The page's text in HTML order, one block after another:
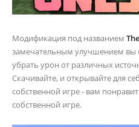
Модификация под названием
замечательным улучшением вы
убрать урон от различных
Скачивайте, и открывайте для
собственной игре - вам
собственной игре.